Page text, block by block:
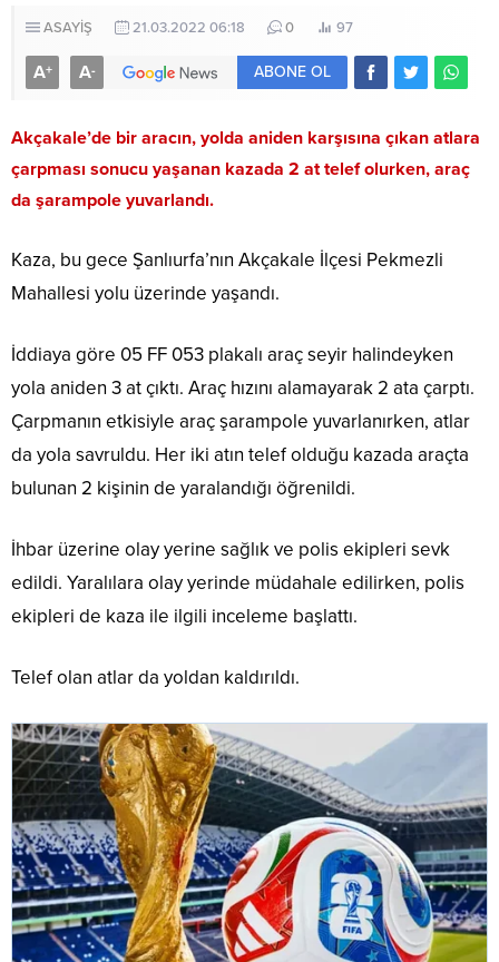
ASAYİŞ 21.03.2022 06:18 0 97
A+ A- ABONE OL
Akçakale’de bir aracın, yolda aniden karşısına çıkan atlara
çarpması sonucu yaşanan kazada 2 at telef olurken, araç
da şarampole yuvarlandı.
Kaza, bu gece Şanlıurfa’nın Akçakale İlçesi Pekmezli
Mahallesi yolu üzerinde yaşandı.
İddiaya göre 05 FF 053 plakalı araç seyir halindeyken
yola aniden 3 at çıktı. Araç hızını alamayarak 2 ata çarptı.
Çarpmanın etkisiyle araç şarampole yuvarlanırken, atlar
da yola savruldu. Her iki atın telef olduğu kazada araçta
bulunan 2 kişinin de yaralandığı öğrenildi.
İhbar üzerine olay yerine sağlık ve polis ekipleri sevk
edildi. Yaralılara olay yerinde müdahale edilirken, polis
ekipleri de kaza ile ilgili inceleme başlattı.
Telef olan atlar da yoldan kaldırıldı.